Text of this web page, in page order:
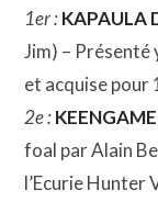
1er :KAPAULA
Jim) –
et acquise pour
2e :KEENGAME
foal par Alain
l’Ecurie Hunter